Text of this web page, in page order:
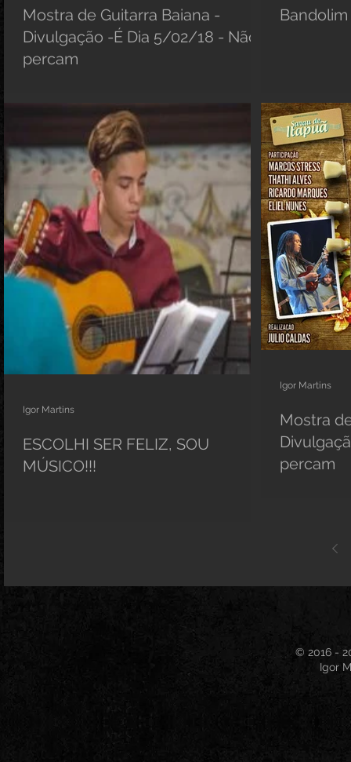
Mostra de Guitarra Baiana -
Divulgação -É Dia 5/02/18 - Não
percam
ESCOLHI SER FELIZ, SOU
MÚSICO!!!
Igor Martins
Mostra
percam
Igor Martins
© 2016 -
Igor